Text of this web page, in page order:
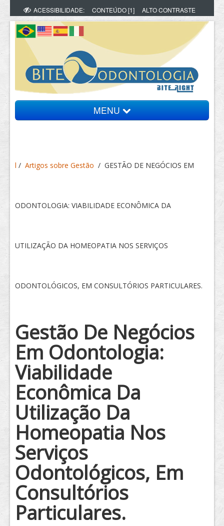
ACESSIBILIDADE: CONTEÚDO [1] ALTO CONTRASTE
MENU
Vídeos
l / Artigos sobre Gestão / GESTÃO DE NEGÓCIOS EM
ODONTOLOGIA: VIABILIDADE ECONÔMICA DA
UTILIZAÇÃO DA HOMEOPATIA NOS SERVIÇOS
ODONTOLÓGICOS, EM CONSULTÓRIOS PARTICULARES.
Gestão De Negócios
Em Odontologia:
Viabilidade
Econômica Da
Utilização Da
Homeopatia Nos
Serviços
Odontológicos, Em
Consultórios
Particulares.